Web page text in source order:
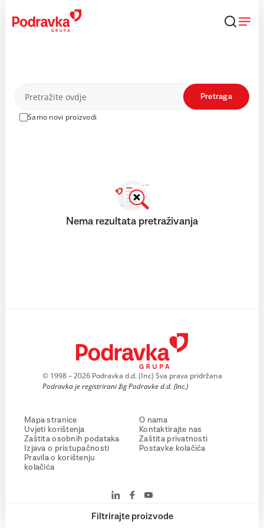
content
Proizvodi
Samo novi proizvodi
Pretraga
Filtrirajte proizvode
Nema rezultata pretraživanja
© 1998 – 2026 Podravka d.d. (Inc) Sva prava pridržana
Podravka je registrirani žig Podravke d.d. (Inc.)
Mapa stranice
Uvjeti korištenja
Zaštita osobnih podataka
Izjava o pristupačnosti
Pravila o korištenju
kolačića
O nama
Kontaktirajte nas
Zaštita privatnosti
Postavke kolačića